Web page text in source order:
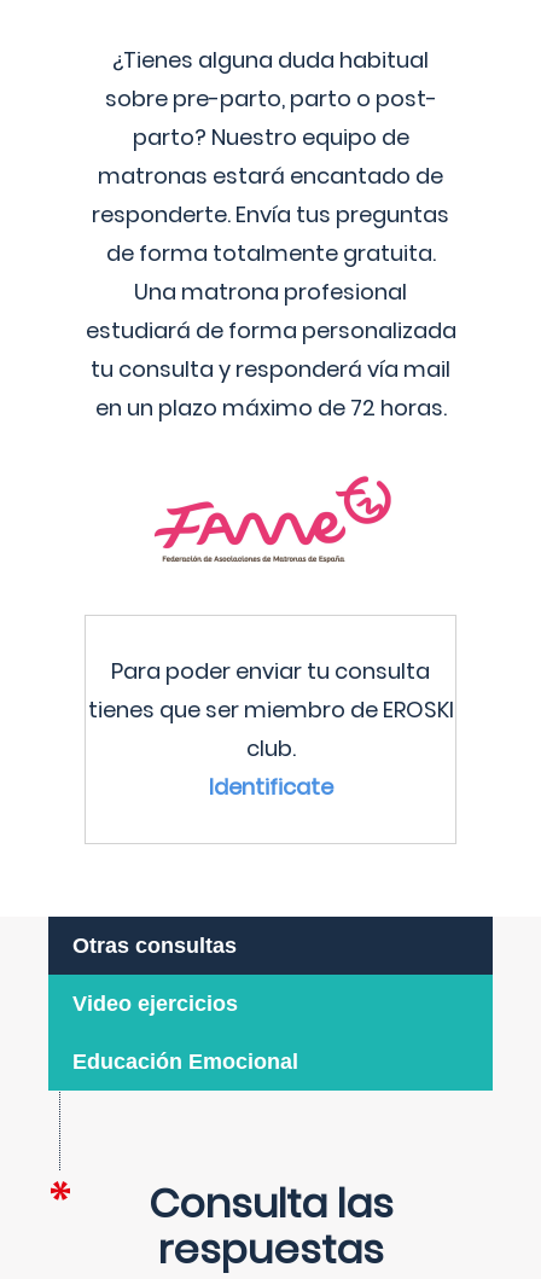
¿Tienes alguna duda habitual
sobre pre-parto, parto o post-
parto? Nuestro equipo de
matronas estará encantado de
responderte. Envía tus preguntas
de forma totalmente gratuita.
Una matrona profesional
estudiará de forma personalizada
tu consulta y responderá vía mail
en un plazo máximo de 72 horas.
Para poder enviar tu consulta
tienes que ser miembro de EROSKI
club.
Identificate
Otras consultas
Video ejercicios
Educación Emocional
Consulta las
respuestas